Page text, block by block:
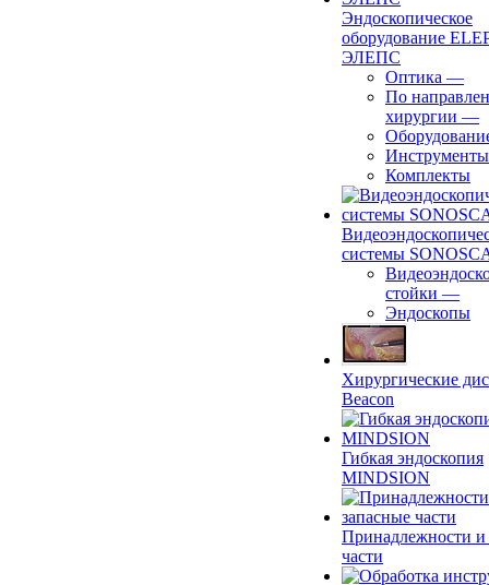
Эндоскопическое
оборудование
ЭЛЕПС
Оптика —
По
хирургии —
Инструменты
Комплекты
системы
стойки —
Эндоскопы
Хирургические
Beacon
Гибкая эндоскопия
MINDSION
Принадлежности и
части